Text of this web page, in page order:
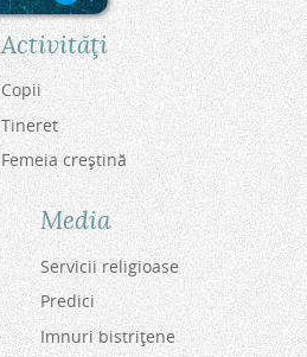
Activităţi
Copii
Tineret
Femeia creştină
Media
Servicii religioase
Predici
Imnuri bistriţene